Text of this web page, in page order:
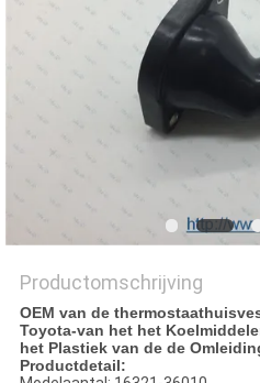
Productomschrijving
OEM van de
Toyota-van het het
het Plastiek van de de
Productdetail: